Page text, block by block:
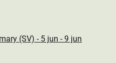
(SV) - 5 jun - 9 jun